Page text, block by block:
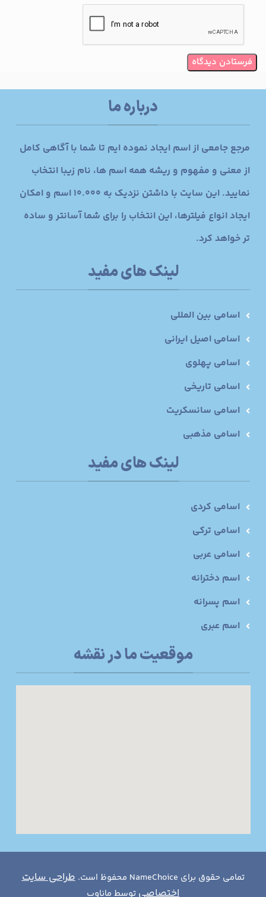
درباره ما
مرجع جامعی از اسم ایجاد نموده ایم تا شما با آگاهی کامل
از معنی و مفهوم و ریشه همه اسم ها، نام زیبا انتخاب
نمایید. این سایت با داشتن نزدیک به 10.000 اسم و امکان
ایجاد انواع فیلترها، این انتخاب را برای شما آسانتر و ساده
تر خواهد کرد.
لینک های مفید
اسامی بین المللی
اسامی اصیل ایرانی
اسامی پهلوی
اسامی تاریخی
اسامی سانسکریت
اسامی مذهبی
لینک های مفید
اسامی کردی
اسامی ترکی
اسامی عربی
اسم دخترانه
اسم پسرانه
اسم عبری
موقعیت ما در نقشه
تمامی حقوق برای NameChoice محفوظ است.
طراحی سایت
اختصاصی توسط ماناوب